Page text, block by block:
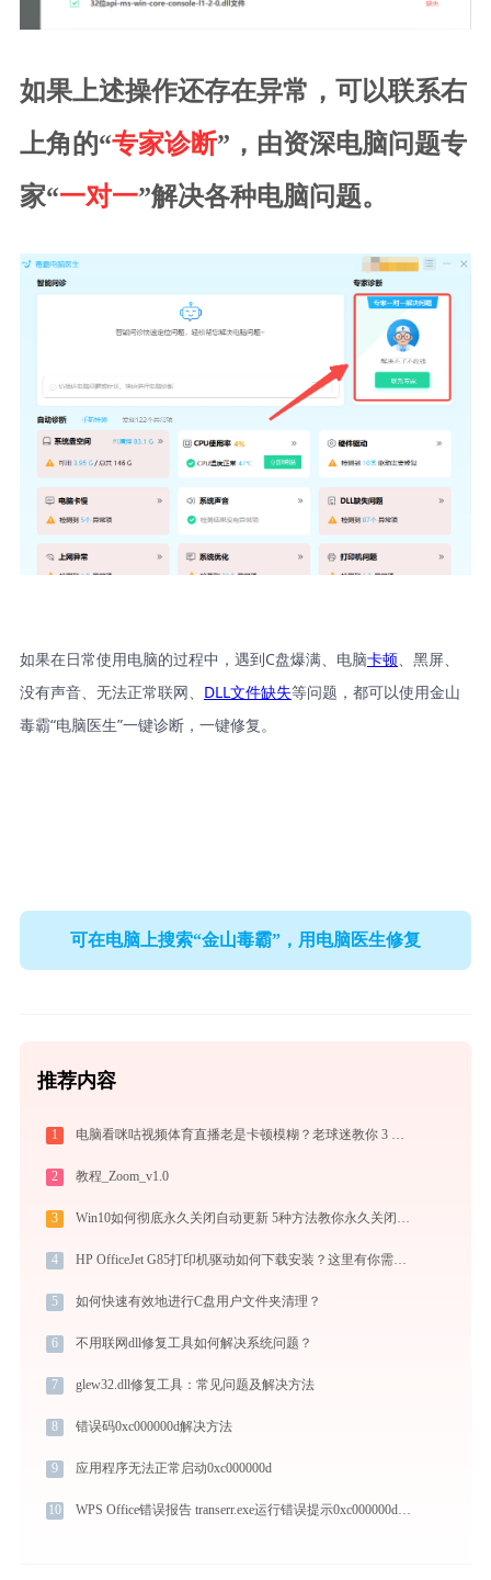
如果上述操作还存在异常，可以联系右
上角的“专家诊断”，由资深电脑问题专
家“一对一”解决各种电脑问题。
如果在日常使用电脑的过程中，遇到C盘爆满、电脑卡顿、黑屏、
没有声音、无法正常联网、 DLL文件缺失等问题，都可以使用金山
毒霸“电脑医生”一键诊断，一键修复。
可在电脑上搜索“金山毒霸”，用电脑医生修复
推荐内容
1 电脑看咪咕视频体育直播老是卡顿模糊？老球迷教你 3 招搞定超清原画低延迟
2 教程_Zoom_v1.0
3 Win10如何彻底永久关闭自动更新 5种方法教你永久关闭win10自动更新
4 HP OfficeJet G85打印机驱动如何下载安装？这里有你需要的所有信息
5 如何快速有效地进行C盘用户文件夹清理？
6 不用联网dll修复工具如何解决系统问题？
7 glew32.dll修复工具：常见问题及解决方法
8 错误码0xc000000d解决方法
9 应用程序无法正常启动0xc000000d
10 WPS Office错误报告 transerr.exe运行错误提示0xc000000d的解决办法